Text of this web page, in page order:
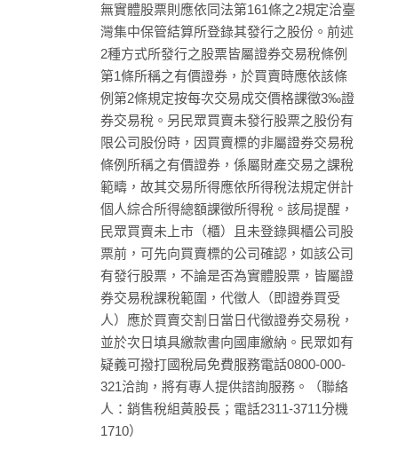
無實體股票則應依同法第161條之2規定洽臺
灣集中保管結算所登錄其發行之股份。前述
2種方式所發行之股票皆屬證券交易稅條例
第1條所稱之有價證券，於買賣時應依該條
例第2條規定按每次交易成交價格課徵3‰證
券交易稅。另民眾買賣未發行股票之股份有
限公司股份時，因買賣標的非屬證券交易稅
條例所稱之有價證券，係屬財產交易之課稅
範疇，故其交易所得應依所得稅法規定併計
個人綜合所得總額課徵所得稅。該局提醒，
民眾買賣未上市（櫃）且未登錄興櫃公司股
票前，可先向買賣標的公司確認，如該公司
有發行股票，不論是否為實體股票，皆屬證
券交易稅課稅範圍，代徵人（即證券買受
人）應於買賣交割日當日代徵證券交易稅，
並於次日填具繳款書向國庫繳納。民眾如有
疑義可撥打國稅局免費服務電話0800-000-
321洽詢，將有專人提供諮詢服務。（聯絡
人：銷售稅組黃股長；電話2311-3711分機
1710）